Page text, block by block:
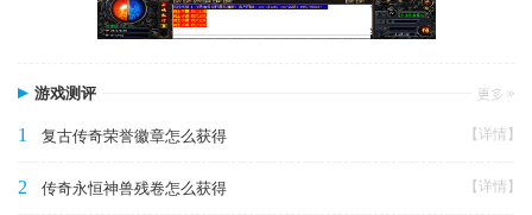
游戏测评
1 复古传奇荣誉徽章怎么获得 【详情】
2 传奇永恒神兽残卷怎么获得 【详情】